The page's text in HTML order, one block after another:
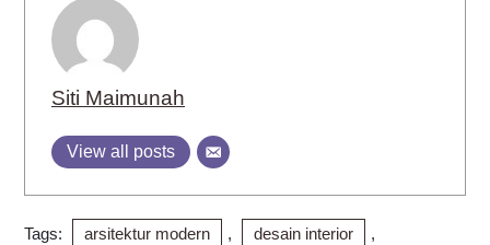
Siti Maimunah
View all posts
Tags: arsitektur modern , desain interior ,